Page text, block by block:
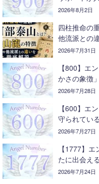
2026年8月2日
四柱推命の
他流派との
2026年7月31日
【800】エ
かさの象徴
2026年7月28日
【600】エ
守られてい
2026年7月27日
【1777】
たに出会え
2026年7月24日